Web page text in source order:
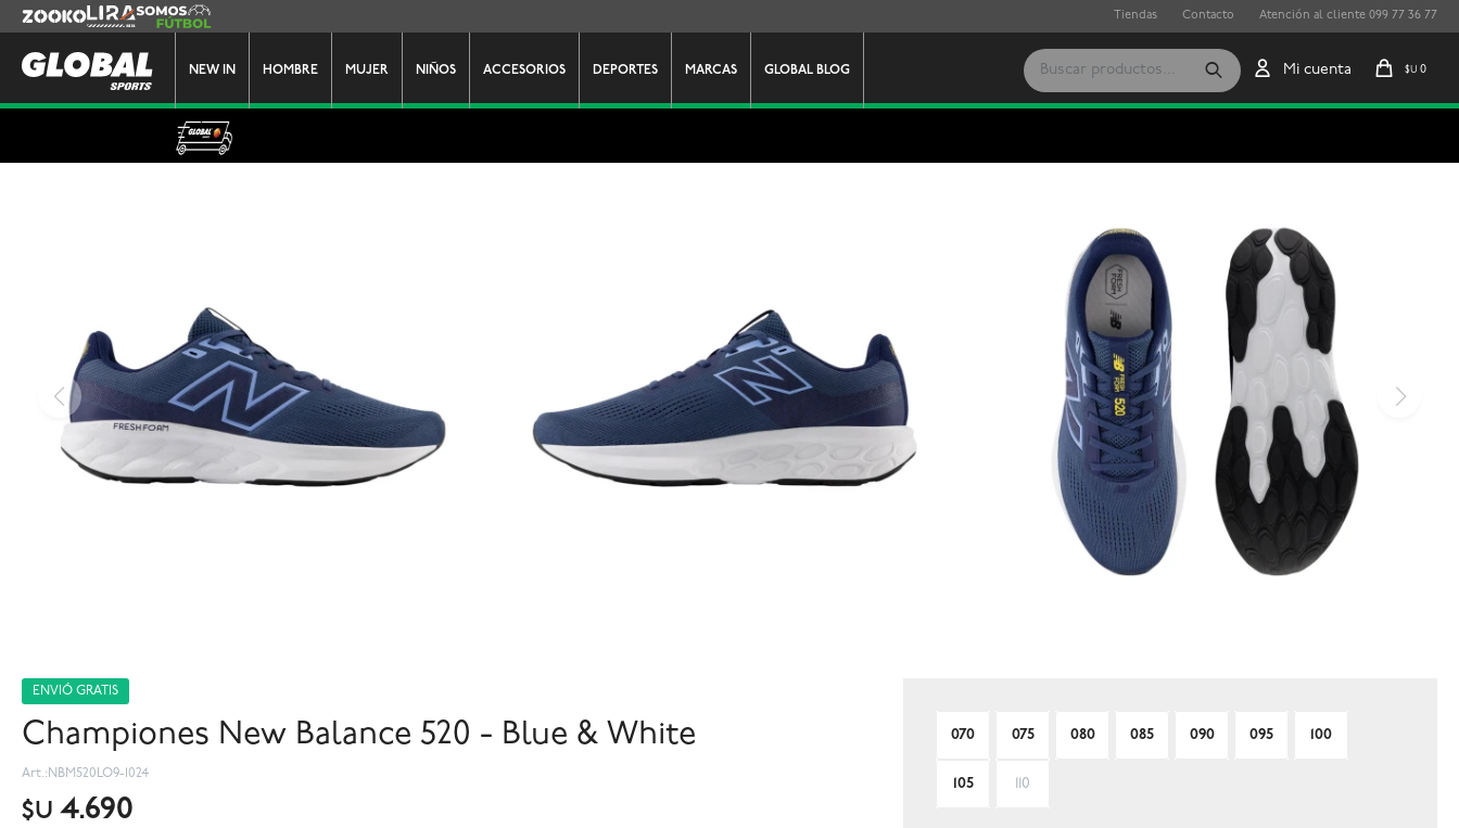
NEW IN HOMBRE MUJER NIÑOS ACCESORIOS DEPORTES MARCAS GLOBAL BLOG $U 0
Zooko Lira Somos Futbol Tiendas Contacto Atención al cliente 099 77 36 77
ENVIÓ GRATIS
Championes New Balance 520 - Blue & White
NBM520LO9-1024
$U 4.690
070 075 080 085 090 095 100
105 110